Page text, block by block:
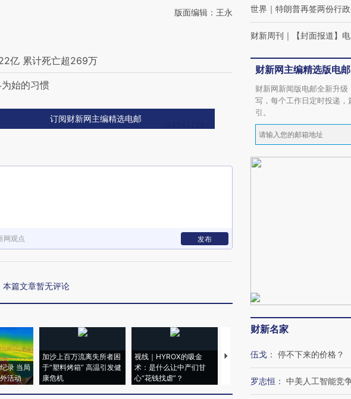
版面编辑：王永
亿 累计死亡超269万
始的习惯
订阅财新网主编精选电邮
网观点 发布
本篇文章暂无评论
录 当局
活动
加沙上百万流离失所者困
于“塑料烤箱” 高温引发健
康危机
视线｜HYROX的吸金
术：是什么让中产们甘
心“花钱找虐”？
马航飞行员跨国走私7万
粒摇头丸 尿检体内含3种
视线｜被
度Z世代
育部长拱
世界 ｜ 特朗普再签两份行
财新周刊 ｜ 【封面报道】
财新网主编精选版电邮
财新网新闻版电邮全新升级
写，每个工作日定时投递，
引。
财新名家
伍戈 ： 停不下来的价格？
罗志恒 ： 中美人工智能竞